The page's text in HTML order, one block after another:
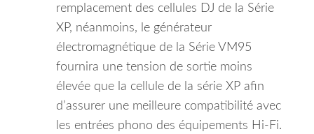
remplacement des cellules DJ de la Série
XP, néanmoins, le générateur
électromagnétique de la Série VM95
fournira une tension de sortie moins
élevée que la cellule de la série XP afin
d’assurer une meilleure compatibilité avec
les entrées phono des équipements Hi-Fi.